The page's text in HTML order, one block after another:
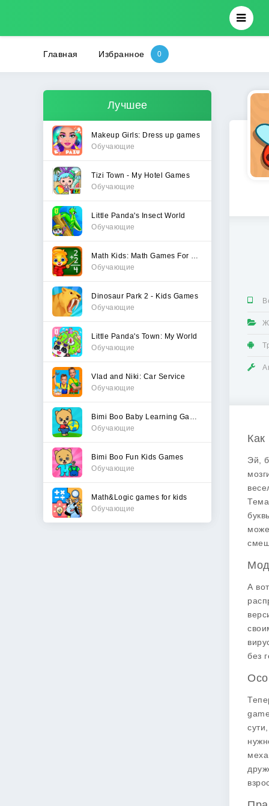
Главная Избранное
Лучшее
Makeup Girls: Dress up games
Обучающие
Tizi Town - My Hotel Games
Обучающие
Little Panda's Insect World
Обучающие
Обучающие
Dinosaur Park 2 - Kids Games
Обучающие
Little Panda's Town: My World
Обучающие
Vlad and Niki: Car Service
Обучающие
Обучающие
Bimi Boo Fun Kids Games
Обучающие
Math&Logic games for kids
Обучающие
Как
Эй,
А
без